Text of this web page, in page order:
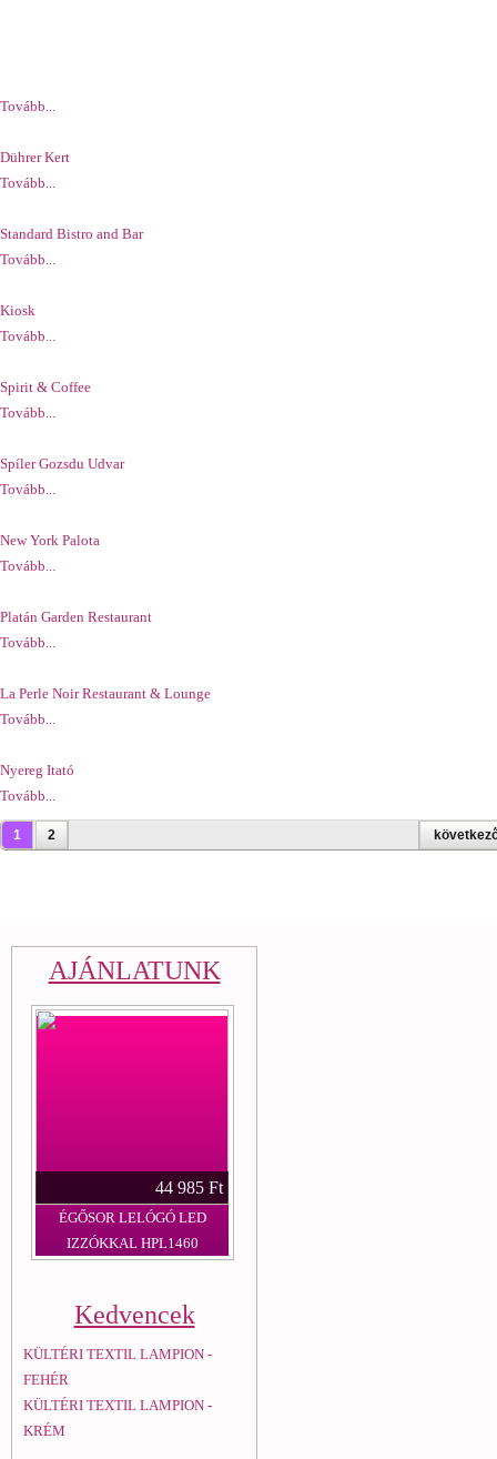
Tovább...
Dührer Kert
Tovább...
Standard Bistro and Bar
Tovább...
Kiosk
Tovább...
Spirit & Coffee
Tovább...
Spíler Gozsdu Udvar
Tovább...
New York Palota
Tovább...
Platán Garden Restaurant
Tovább...
La Perle Noir Restaurant & Lounge
Tovább...
Nyereg Itató
Tovább...
Oldalak
1 2
AJÁNLATUNK
44 985 Ft
ÉGŐSOR LELÓGÓ LED
IZZÓKKAL HPL1460
Kedvencek
KÜLTÉRI TEXTIL LAMPION -
FEHÉR
KÜLTÉRI TEXTIL LAMPION -
KRÉM